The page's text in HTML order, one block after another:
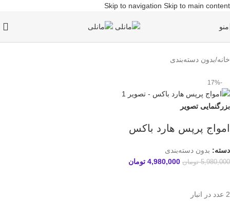
Skip to navigation Skip to main content
منو
خانه/بدون دسته‌بندی
-17%
بزرگنمایی تصویر
امواج پرپس هارد باکس
دسته: بدون دسته‌بندی
5,980,000 تومان 4,980,000 تومان
2 عدد در انبار